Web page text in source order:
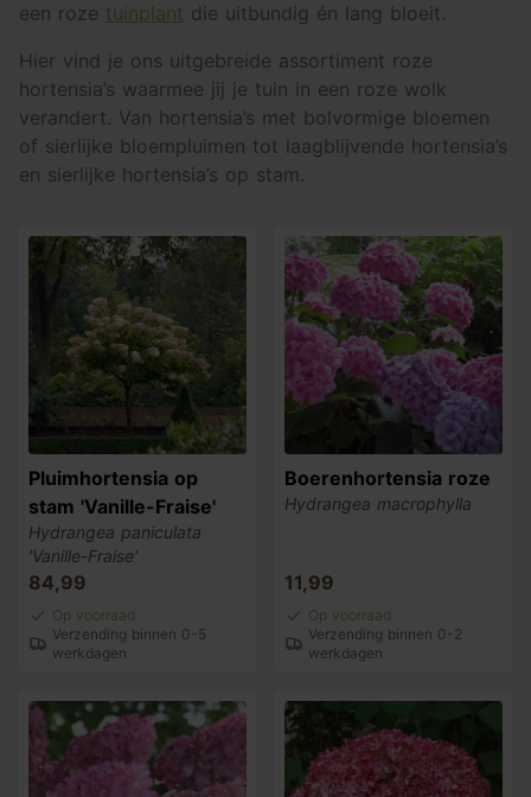
een roze tuinplant die uitbundig én lang bloeit.
Hier vind je ons uitgebreide assortiment roze
hortensia’s waarmee jij je tuin in een roze wolk
verandert. Van hortensia’s met bolvormige bloemen
of sierlijke bloempluimen tot laagblijvende hortensia’s
en sierlijke hortensia’s op stam.
Pluimhortensia op
stam 'Vanille-Fraise'
Hydrangea paniculata
'Vanille-Fraise'
84,99
Op voorraad
Verzending binnen 0-5
werkdagen
Boerenhortensia roze
Hydrangea macrophylla
11,99
Op voorraad
Verzending binnen 0-2
werkdagen